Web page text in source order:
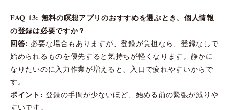
FAQ 13: 無料の瞑想アプリのおすすめを選ぶとき、個人情報
の登録は必要ですか？
回答: 必要な場合もありますが、登録が負担なら、登録なしで
始められるものを優先すると気持ちが軽くなります。静かに
なりたいのに入力作業が増えると、入口で疲れやすいからで
す。
ポイント: 登録の手間が少ないほど、始める前の緊張が減りや
すいです。